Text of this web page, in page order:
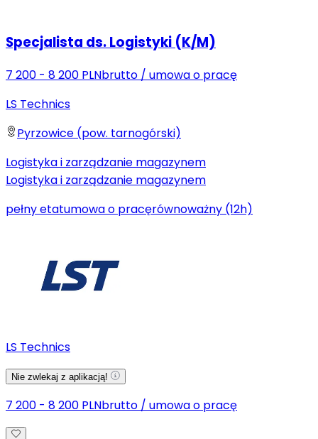
Specjalista ds. Logistyki (K/M)
7 200 - 8 200 PLNbrutto / umowa o pracę
LS Technics
Pyrzowice (pow. tarnogórski)
Logistyka i zarządzanie magazynem
Logistyka i zarządzanie magazynem
pełny etatumowa o pracęrównoważny (12h)
LS Technics
Nie zwlekaj z aplikacją!
7 200 - 8 200 PLNbrutto / umowa o pracę